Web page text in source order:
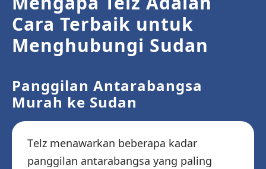
Cara Terbaik untuk
Menghubungi Sudan
Panggilan Antarabangsa
Murah ke Sudan
Telz menawarkan beberapa kadar
panggilan antarabangsa yang paling